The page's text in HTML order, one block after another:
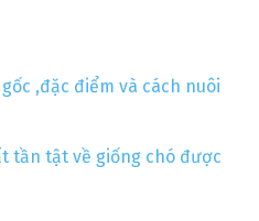
,đặc điểm và cách nuôi
tần tật về giống chó được